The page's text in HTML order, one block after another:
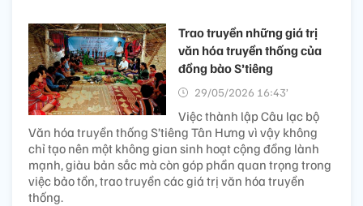
Trao truyền những giá trị
văn hóa truyền thống của
đồng bào S’tiêng
29/05/2026 16:43’
Việc thành lập Câu lạc bộ
Văn hóa truyền thống S’tiêng Tân Hưng vì vậy không
chỉ tạo nên một không gian sinh hoạt cộng đồng lành
mạnh, giàu bản sắc mà còn góp phần quan trọng trong
việc bảo tồn, trao truyền các giá trị văn hóa truyền
thống.